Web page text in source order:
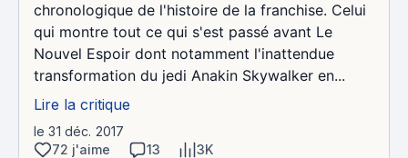
chronologique de l'histoire de la franchise. Celui
qui montre tout ce qui s'est passé avant Le
Nouvel Espoir dont notamment l'inattendue
transformation du jedi Anakin Skywalker en...
Lire la critique
le 31 déc. 2017
72 j'aime
13 3K